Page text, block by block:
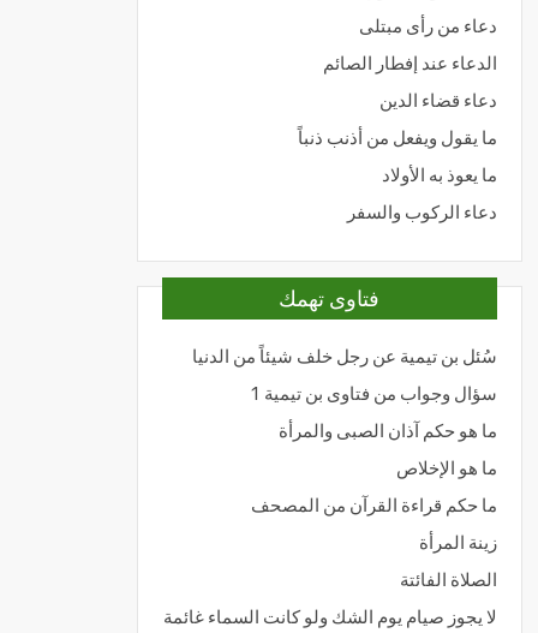
دعاء من رأى مبتلى
الدعاء عند إفطار الصائم
دعاء قضاء الدين
ما يقول ويفعل من أذنب ذنباً
ما يعوذ به الأولاد
دعاء الركوب والسفر
فتاوى تهمك
سُئل بن تيمية عن رجل خلف شيئاً من الدنيا
سؤال وجواب من فتاوى بن تيمية 1
ما هو حكم آذان الصبى والمرأة
ما هو الإخلاص
ما حكم قراءة القرآن من المصحف
زينة المرأة
الصلاة الفائتة
لا يجوز صيام يوم الشك ولو كانت السماء غائمة